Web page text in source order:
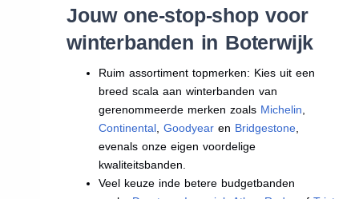
Jouw one-stop-shop voor
winterbanden in Boterwijk
Ruim assortiment topmerken: Kies uit een
breed scala aan winterbanden van
gerenommeerde merken zoals Michelin
Continental ,Goodyear en Bridgestone
evenals onze eigen voordelige
kwaliteitsbanden.
Veel keuze inde betere budgetbanden